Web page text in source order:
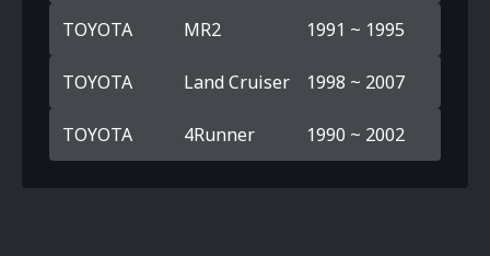
TOYOTA MR2 1991 ~ 1995
TOYOTA Land Cruiser 1998 ~ 2007
TOYOTA 4Runner 1990 ~ 2002